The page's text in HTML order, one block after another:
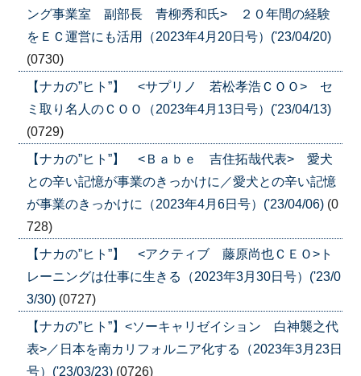
ング事業室 副部長 青柳秀和氏> ２０年間の経験
をＥＣ運営にも活用（2023年4月20日号）('23/04/20)
(0730)
【ナカの”ヒト”】 <サプリノ 若松孝浩ＣＯＯ> セ
ミ取り名人のＣＯＯ（2023年4月13日号）('23/04/13)
(0729)
【ナカの”ヒト”】 <Ｂａｂｅ 吉住拓哉代表> 愛犬
との辛い記憶が事業のきっかけに／愛犬との辛い記憶
が事業のきっかけに（2023年4月6日号）('23/04/06) (0
728)
【ナカの”ヒト”】 <アクティブ 藤原尚也ＣＥＯ>ト
レーニングは仕事に生きる（2023年3月30日号）('23/0
3/30) (0727)
【ナカの”ヒト”】<ソーキャリゼイション 白神襲之代
表>／日本を南カリフォルニア化する（2023年3月23日
号）('23/03/23) (0726)